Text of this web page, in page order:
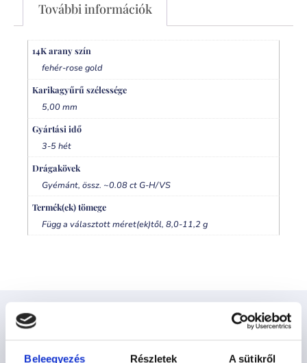
Beleegyezés Részletek A sütikről
További információk
14K arany szín
fehér-rose gold
Karikagyűrű szélessége
5,00 mm
Gyártási idő
3-5 hét
Drágakövek
Gyémánt, össz. ~0.08 ct G-H/VS
Termék(ek) tömege
Függ a választott méret(ek)től, 8,0-11,2 g
Kapcsolódó termékek